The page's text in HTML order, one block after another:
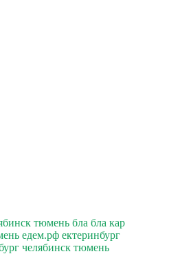
тюмень бла бла кар
едем.рф ектеринбург
челябинск тюмень